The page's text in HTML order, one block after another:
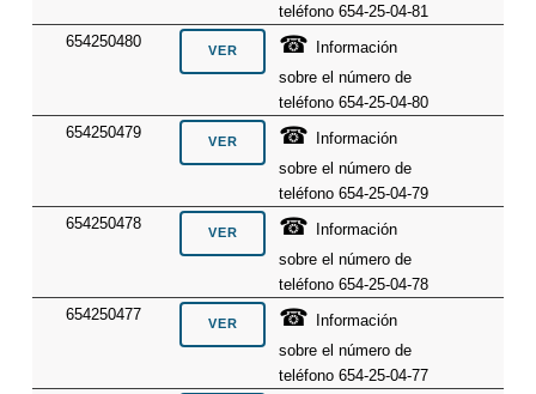
teléfono 654-25-04-81
654250480
☎
Información
sobre el número de
teléfono 654-25-04-80
654250479
☎
Información
sobre el número de
teléfono 654-25-04-79
654250478
☎
Información
sobre el número de
teléfono 654-25-04-78
654250477
☎
Información
sobre el número de
teléfono 654-25-04-77